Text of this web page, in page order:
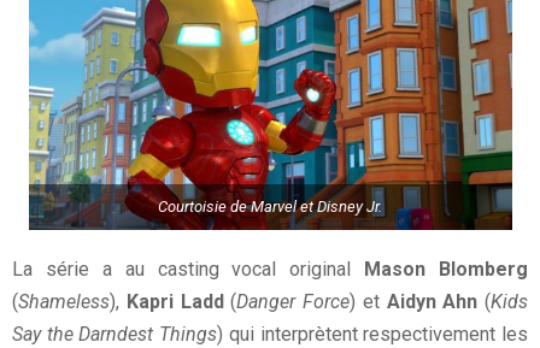
Courtoisie de Marvel et Disney Jr.
La série a au casting vocal original Mason Blomberg
(Shameless), Kapri Ladd(Danger Force) et Aidyn Ahn (Kids
Say the Darndest Things) qui interprètent respectivement les